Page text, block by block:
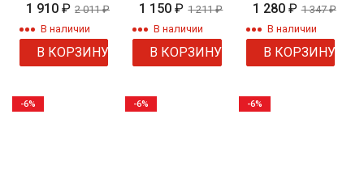
1 910 ₽ 2 011₽
В наличии
В КОРЗИНУ
1 150₽ 1 211₽
В наличии
В КОРЗИНУ
1 280 ₽ 1 347₽
В наличии
В КОРЗИНУ
-6% -6% -6%